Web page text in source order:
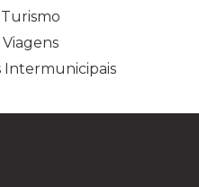
Intermunicipais